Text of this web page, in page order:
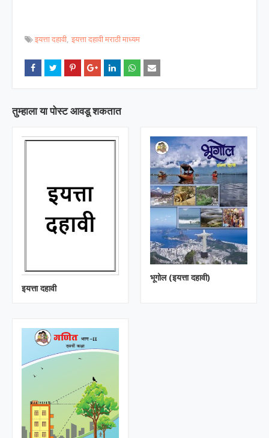
इयत्ता दहावी इयत्ता दहावी मराठी माध्यम
तुम्‍हाला या पोस्‍ट आवडू शकतात
इयत्ता दहावी
भूगोल (इयत्ता दहावी)